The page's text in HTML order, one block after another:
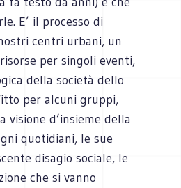
E’ il processo di
centri urbani, un
per singoli eventi,
della società dello
per alcuni gruppi,
visione d’insieme della
quotidiani, le sue
disagio sociale, le
che si vanno